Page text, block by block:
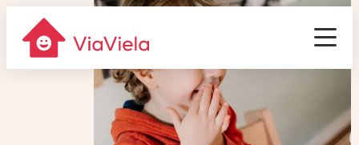
Gastouderbureau
ViaViela